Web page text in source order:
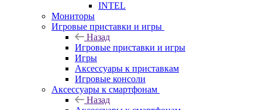
INTEL
Мониторы
Игровые приставки и игры
Назад
Игровые приставки и игры
Игры
Аксессуары к приставкам
Игровые консоли
Аксессуары к смартфонам
Назад